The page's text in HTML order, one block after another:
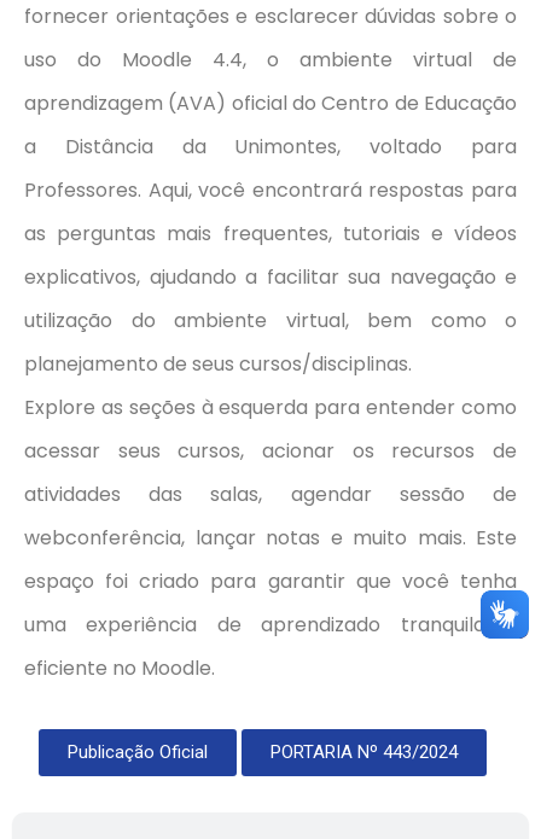
fornecer orientações e esclarecer dúvidas sobre o
uso do Moodle 4.4, o ambiente virtual de
aprendizagem (AVA) oficial do Centro de Educação
a Distância da Unimontes, voltado para
Professores. Aqui, você encontrará respostas para
as perguntas mais frequentes, tutoriais e vídeos
explicativos, ajudando a facilitar sua navegação e
utilização do ambiente virtual, bem como o
planejamento de seus cursos/disciplinas.
Explore as seções à esquerda para entender como
acessar seus cursos, acionar os recursos de
atividades das salas, agendar sessão de
webconferência, lançar notas e muito mais. Este
espaço foi criado para garantir que você tenha
uma experiência de aprendizado tranquila e
eficiente no Moodle.
Publicação Oficial PORTARIA Nº 443/2024